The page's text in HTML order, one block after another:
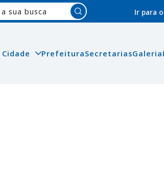
Ir para
Cidade PrefeituraSecretariasGaleria